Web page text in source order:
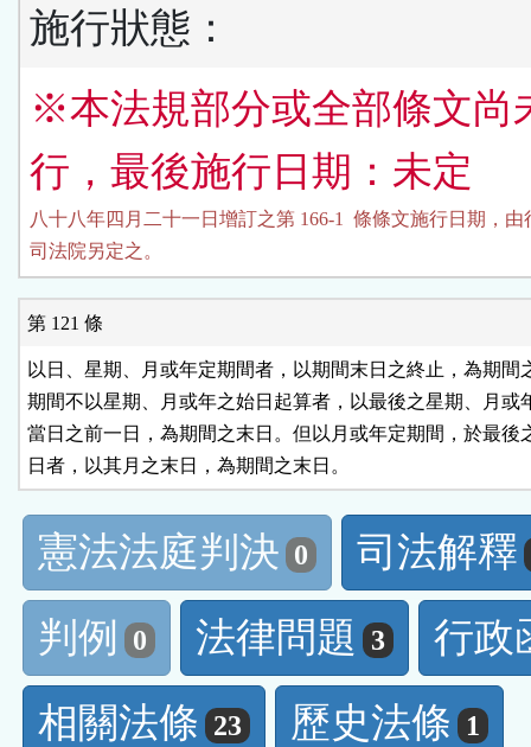
施行狀態：
※本法規部分或全部條文尚
行，最後施行日期：未定
八十八年四月二十一日增訂之第 166-1  條條文施行日期，由
司法院另定之。
第 121 條
以日、星期、月或年定期間者，以期間末日之終止，為期間
期間不以星期、月或年之始日起算者，以最後之星期、月或
當日之前一日，為期間之末日。但以月或年定期間，於最後
日者，以其月之末日，為期間之末日。
憲法法庭判決 0
司法解釋
判例
0 法律問題 3
行政
相關法條 23 歷史法條 1